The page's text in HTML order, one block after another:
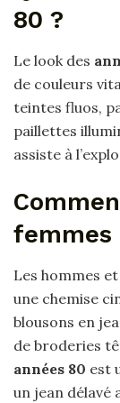
80 ?
Le look des
de couleurs
teintes fluos,
paillettes
assiste à
femmes
Les hommes et
une chemise
blousons en
de broderies
années 80 est
un jean délavé